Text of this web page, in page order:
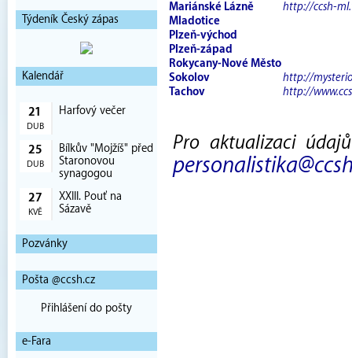
Týdeník Český zápas
Kalendář
21
DUB
Harfový večer
25
DUB
Bílkův "Mojžíš" před
Staronovou
synagogou
27
KVĚ
XXIII. Pouť na
Sázavě
Pozvánky
Pošta @ccsh.cz
Přihlášení do pošty
e-Fara
Mariánské Lázně
http://ccsh-
Mladotice
Plzeň-východ
Plzeň-západ
Rokycany-Nové Město
Sokolov
http://
Tachov
http://
Pro aktualizaci